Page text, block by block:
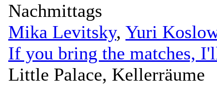
Nachmittags
Mika Levitsky, Yuri
If you bring the matches,
Little Palace, Kellerräume